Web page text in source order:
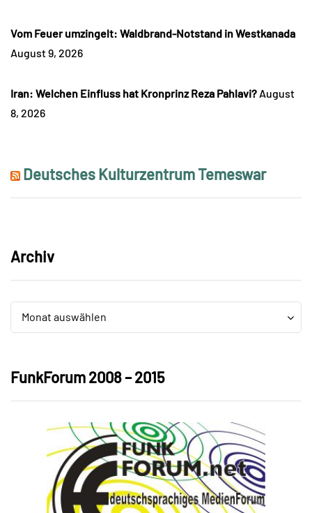
Vom Feuer umzingelt: Waldbrand-Notstand in Westkanada
August 9, 2026
Iran: Welchen Einfluss hat Kronprinz Reza Pahlavi? August
8, 2026
Deutsches Kulturzentrum Temeswar
Archiv
Monat auswählen
Archiv
FunkForum 2008 – 2015